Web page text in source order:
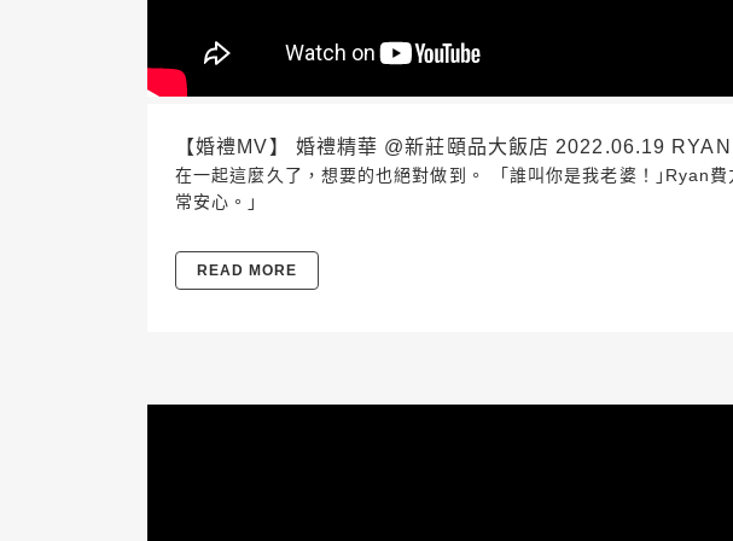
【婚禮MV】 婚禮精華 @新莊頤品大飯店 2022.06.19 RYAN
在一起這麼久了，想要的也絕對做到。 「誰叫你是我老婆！｣Ryan
常安心。」
READ MORE